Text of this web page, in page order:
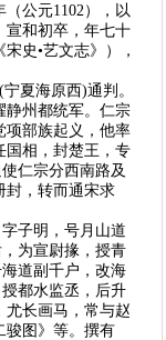
公元1102），以
宣和初卒，年七十
史•艺文志》），
夏海原西)通判。
静州都统军。仁宗
项部族起义，他率
国相，封楚王，专
仁宗分西南路及
封，转而通宋求
子明，号月山道
为宣尉掾，授青
道副千户，改海
都水监丞，后升
尤长画马，常与赵
骏图》等。撰有